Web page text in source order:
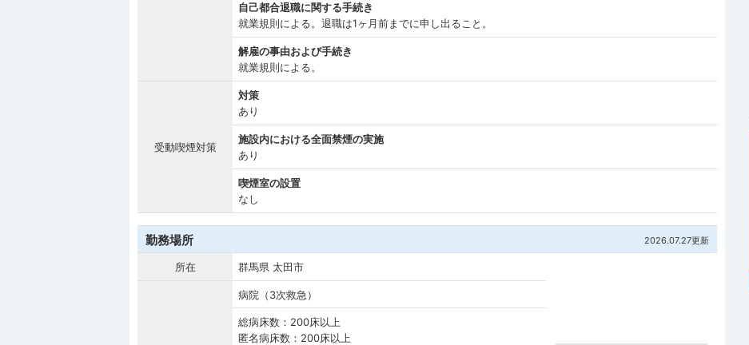
自己都合退職に関する手続き
就業規則による。退職は1ヶ月前までに申し出ること。
解雇の事由および手続き
就業規則による。
受動喫煙対策
対策
あり
施設内における全面禁煙の実施
あり
喫煙室の設置
なし
勤務場所 2026.07.27更新
所在 群馬県 太田市
病院（3次救急）
総病床数：200床以上
匿名病床数：200床以上